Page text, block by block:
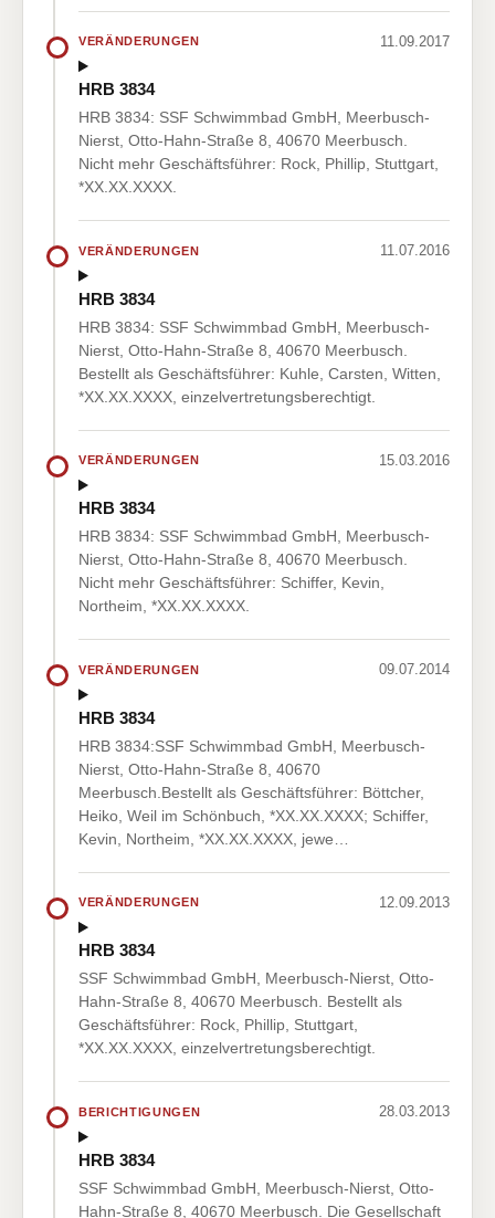
VERÄNDERUNGEN 11.09.2017
HRB 3834
HRB 3834: SSF Schwimmbad GmbH, Meerbusch-
Nierst, Otto-Hahn-Straße 8, 40670 Meerbusch.
Nicht mehr Geschäftsführer: Rock, Phillip, Stuttgart,
*XX.XX.XXXX.
VERÄNDERUNGEN 11.07.2016
HRB 3834
HRB 3834: SSF Schwimmbad GmbH, Meerbusch-
Nierst, Otto-Hahn-Straße 8, 40670 Meerbusch.
Bestellt als Geschäftsführer: Kuhle, Carsten, Witten,
*XX.XX.XXXX, einzelvertretungsberechtigt.
VERÄNDERUNGEN 15.03.2016
HRB 3834
HRB 3834: SSF Schwimmbad GmbH, Meerbusch-
Nierst, Otto-Hahn-Straße 8, 40670 Meerbusch.
Nicht mehr Geschäftsführer: Schiffer, Kevin,
Northeim, *XX.XX.XXXX.
VERÄNDERUNGEN 09.07.2014
HRB 3834
HRB 3834:SSF Schwimmbad GmbH, Meerbusch-
Nierst, Otto-Hahn-Straße 8, 40670
Meerbusch.Bestellt als Geschäftsführer: Böttcher,
Heiko, Weil im Schönbuch, *XX.XX.XXXX; Schiffer,
Kevin, Northeim, *XX.XX.XXXX, jewe…
VERÄNDERUNGEN 12.09.2013
HRB 3834
SSF Schwimmbad GmbH, Meerbusch-Nierst, Otto-
Hahn-Straße 8, 40670 Meerbusch. Bestellt als
Geschäftsführer: Rock, Phillip, Stuttgart,
*XX.XX.XXXX, einzelvertretungsberechtigt.
BERICHTIGUNGEN 28.03.2013
HRB 3834
SSF Schwimmbad GmbH, Meerbusch-Nierst, Otto-
Hahn-Straße 8, 40670 Meerbusch. Die Gesellschaft